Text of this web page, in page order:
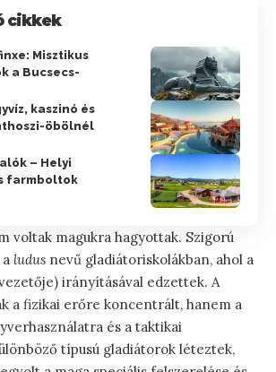
cikkek
Misztikus
a Bucsecs-
kaszinó és
öbölnél
– Helyi
farmboltok
voltak magukra hagyottak. Szigorú
ludus nevű gladiátoriskolákban, ahol a
irányításával edzettek. A
a fizikai erőre koncentrált, hanem a
és a taktikai
típusú gladiátorok léteztek,